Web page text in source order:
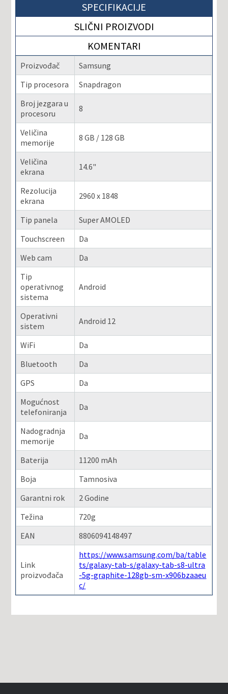
SPECIFIKACIJE
SLIČNI PROIZVODI
KOMENTARI
Proizvođač
Samsung
Tip procesora
Snapdragon
Broj jezgara u
procesoru
8
Veličina
memorije
8 GB / 128 GB
Veličina
ekrana
14.6"
Rezolucija
ekrana
2960 x 1848
Tip panela
Super AMOLED
Touchscreen
Da
Web cam
Da
Tip
operativnog
sistema
Android
Operativni
sistem
Android 12
WiFi
Da
Bluetooth
Da
GPS
Da
Mogućnost
telefoniranja
Da
Nadogradnja
memorije
Da
Baterija
11200 mAh
Boja
Tamnosiva
Garantni rok
2 Godine
Težina
720g
EAN
8806094148497
Link
proizvođača
https://www.samsung.com/ba/table
ts/galaxy-tab-s/galaxy-tab-s8-ultra
-5g-graphite-128gb-sm-x906bzaaeu
c/